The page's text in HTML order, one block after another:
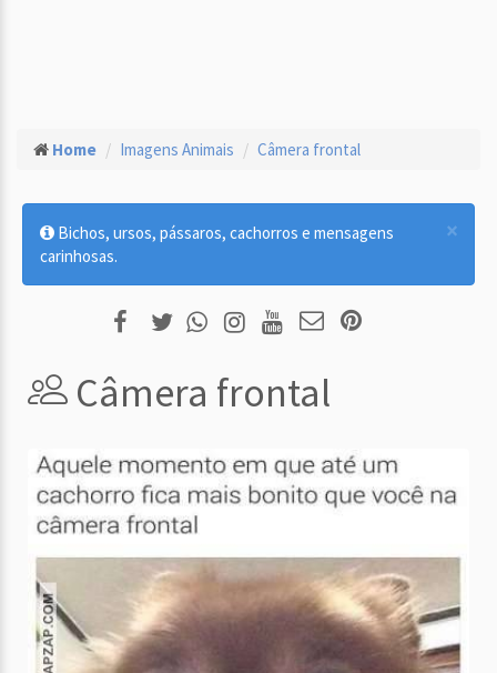
Home Imagens Animais Câmera frontal
×
Bichos, ursos, pássaros, cachorros e mensagens
carinhosas.
Câmera frontal